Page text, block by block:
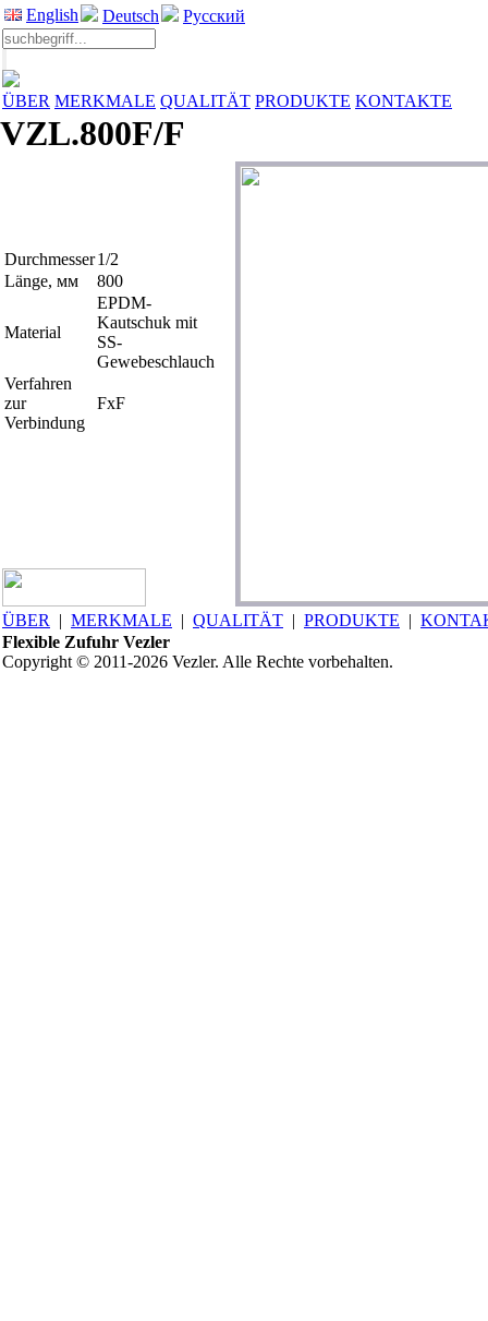
English Deutsch Русский
ÜBER MERKMALE QUALITÄT PRODUKTE KONTAKTE
VZL.800F/F
Durchmesser1/2
Länge, мм
800
Material
EPDM-
Kautschuk mit
SS-
Gewebeschlauch
Verfahren
zur
Verbindung
FxF
ÜBER | MERKMALE | QUALITÄT | PRODUKTE |
Flexible Zufuhr Vezler
Copyright © 2011-2026 Vezler. Alle Rechte vorbehalten.